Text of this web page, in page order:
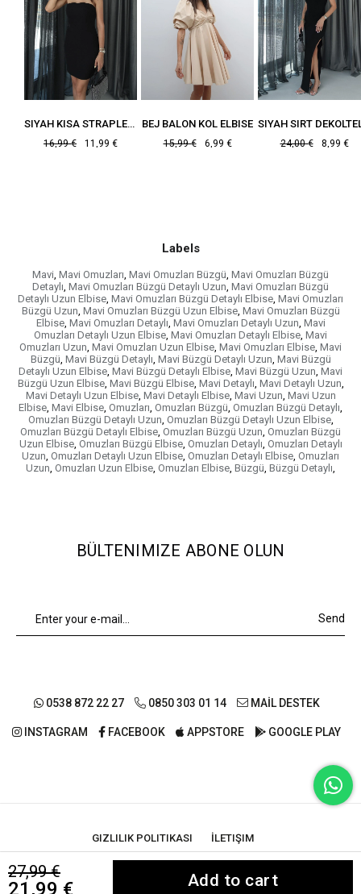
27,99 €
21,99 €
SIYAH KISA STRAPLEZ ELBISE
11,99 €
16,99 €
BEJ BALON KOL ELBISE
6,99 €
15,99 € 8,99 €
24,00 €
Labels
Mavi, Mavi Omuzları, Mavi Omuzları Büzgü, Mavi Omuzları Büzgü
Detaylı, Mavi Omuzları Büzgü Detaylı Uzun, Mavi Omuzları Büzgü
Detaylı Uzun Elbise, Mavi Omuzları Büzgü Detaylı Elbise, Mavi Omuzları
Büzgü Uzun, Mavi Omuzları Büzgü Uzun Elbise, Mavi Omuzları Büzgü
Elbise, Mavi Omuzları Detaylı, Mavi Omuzları Detaylı Uzun, Mavi
Omuzları Detaylı Uzun Elbise, Mavi Omuzları Detaylı Elbise, Mavi
Omuzları Uzun, Mavi Omuzları Uzun Elbise, Mavi Omuzları Elbise, Mavi
Büzgü, Mavi Büzgü Detaylı, Mavi Büzgü Detaylı Uzun, Mavi Büzgü
Detaylı Uzun Elbise, Mavi Büzgü Detaylı Elbise, Mavi Büzgü Uzun, Mavi
Büzgü Uzun Elbise, Mavi Büzgü Elbise, Mavi Detaylı, Mavi Detaylı Uzun,
Mavi Detaylı Uzun Elbise, Mavi Detaylı Elbise, Mavi Uzun, Mavi Uzun
Elbise, Mavi Elbise, Omuzları, Omuzları Büzgü, Omuzları Büzgü Detaylı,
Omuzları Büzgü Detaylı Uzun, Omuzları Büzgü Detaylı Uzun Elbise,
Omuzları Büzgü Detaylı Elbise, Omuzları Büzgü Uzun, Omuzları Büzgü
Uzun Elbise, Omuzları Büzgü Elbise, Omuzları Detaylı, Omuzları Detaylı
Uzun, Omuzları Detaylı Uzun Elbise, Omuzları Detaylı Elbise, Omuzları
Uzun, Omuzları Uzun Elbise, Omuzları Elbise, Büzgü, Büzgü Detaylı,
BÜLTENIMIZE ABONE OLUN
Send
0538 872 22 27 0850 303 01 14 MAİL DESTEK
INSTAGRAM FACEBOOK APPSTORE GOOGLE PLAY
GIZLILIK POLITIKASI İLETIŞIM
© 2021 HAVOS. - All rights reserved